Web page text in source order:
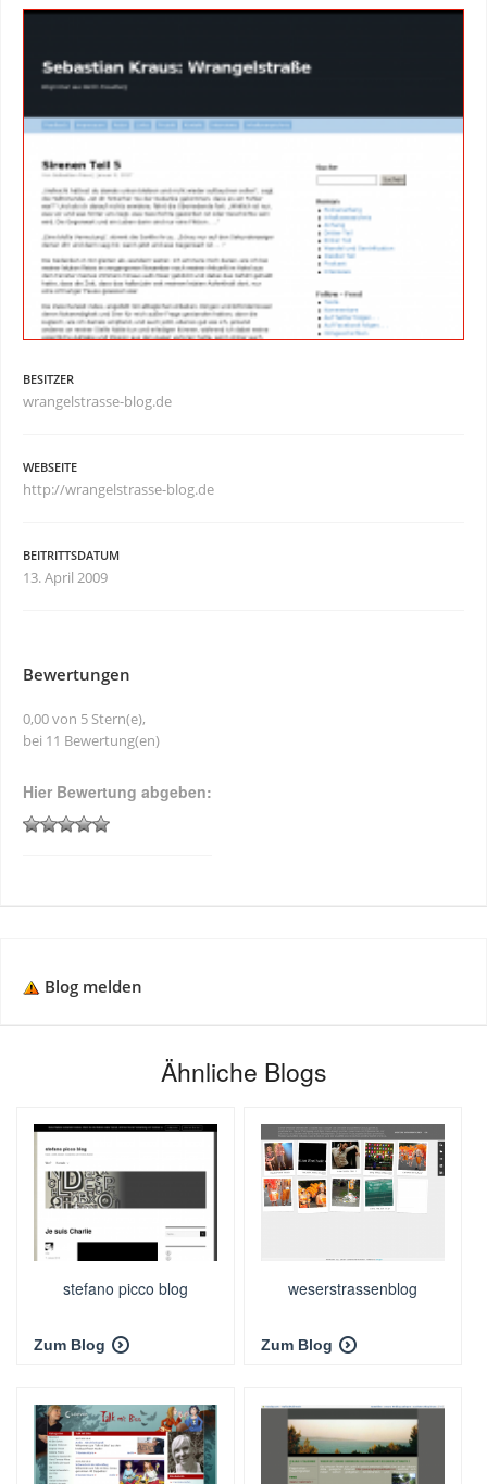
BESITZER
wrangelstrasse-blog.de
WEBSEITE
http://wrangelstrasse-blog.de
BEITRITTSDATUM
13. April 2009
Bewertungen
0,00 von 5 Stern(e),
bei 11 Bewertung(en)
Hier Bewertung abgeben:
Blog melden
Ähnliche Blogs
stefano picco blog
Zum Blog
weserstrassenblog
Zum Blog